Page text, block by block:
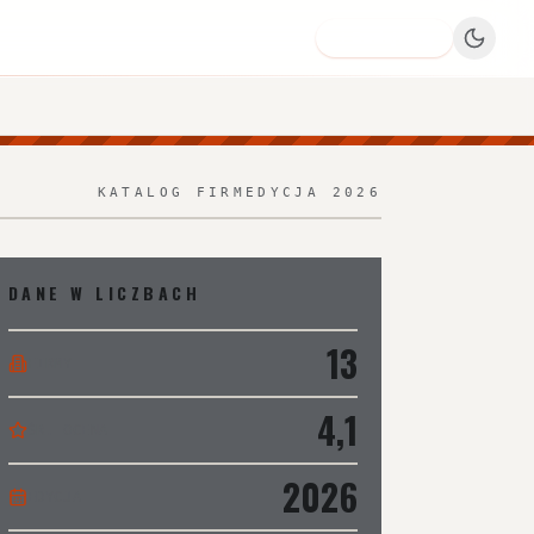
KATALOG FIRM EDYCJA 2026
DANE W LICZBACH
FIRMY 13
4,1
2026